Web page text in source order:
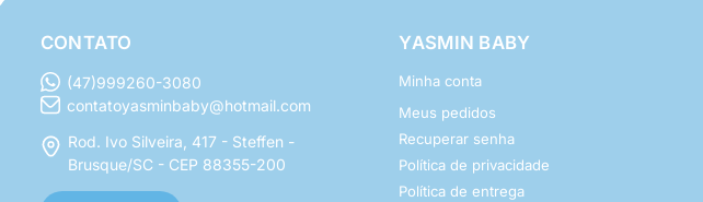
CONTATO
(47)999260-3080
contatoyasminbaby@hotmail.com
Rod. Ivo Silveira, 417 - Steffen -
Brusque/SC - CEP 88355-200
YASMIN BABY
Minha conta
Meus pedidos
Recuperar senha
Política de privacidade
Política de entrega